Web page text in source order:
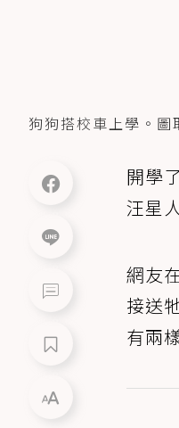
狗狗搭校車上學。
開學
汪星
網友
接送
有兩